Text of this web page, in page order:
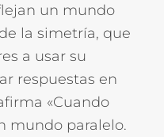
un mundo
la simetría, que
a usar su
respuestas en
«Cuando
mundo paralelo.